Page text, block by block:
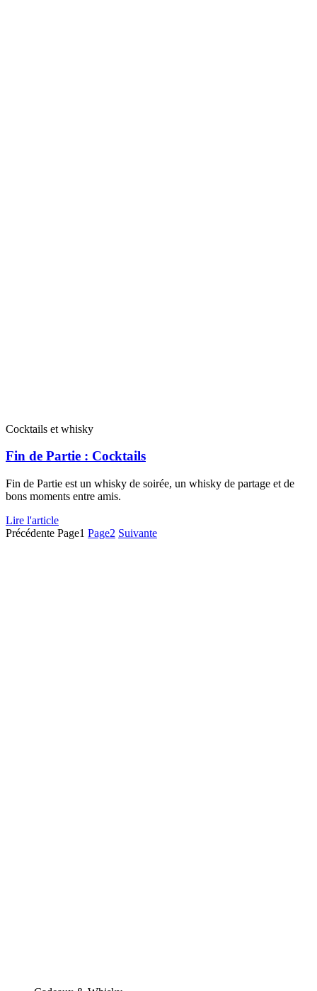
Cocktails et whisky
Fin de Partie : Cocktails
Fin de Partie est un whisky de soirée, un whisky de partage et de
bons moments entre amis.
Lire l'article
Précédente Page1 Page2 Suivante